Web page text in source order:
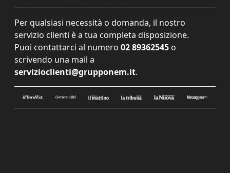
Per qualsiasi necessità o domanda, il nostro
servizio clienti è a tua completa disposizione.
Puoi contattarci al numero 02 89362545 o
scrivendo una mail a
servizioclienti@grupponem.it.